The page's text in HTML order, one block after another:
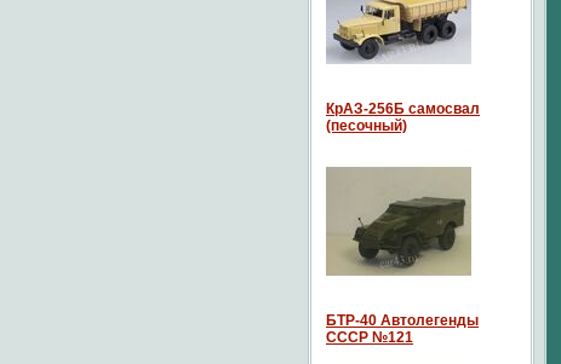
КрАЗ-256Б самосвал
(песочный)
БТР-40 Автолегенды
СССР №121